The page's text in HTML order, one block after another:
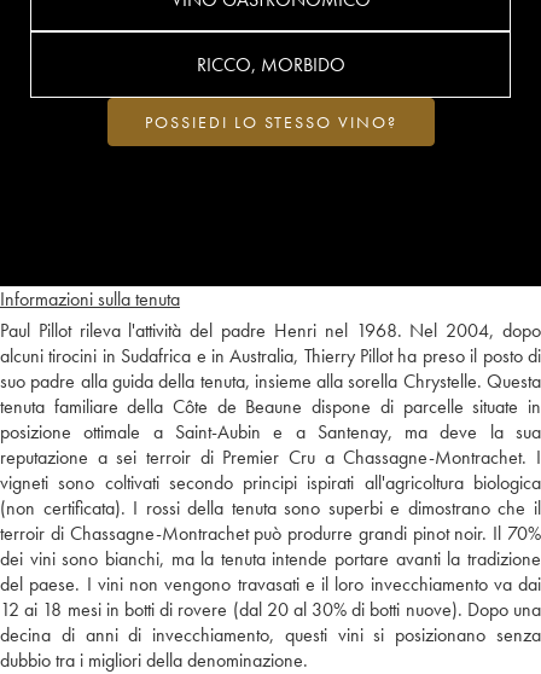
Informazioni sulla tenuta
Paul Pillot rileva l'attività del padre Henri nel 1968. Nel 2004, dopo
alcuni tirocini in Sudafrica e in Australia, Thierry Pillot ha preso il posto di
suo padre alla guida della tenuta, insieme alla sorella Chrystelle. Questa
tenuta familiare della Côte de Beaune dispone di parcelle situate in
posizione ottimale a Saint-Aubin e a Santenay, ma deve la sua
reputazione a sei terroir di Premier Cru a Chassagne-Montrachet. I
vigneti sono coltivati secondo principi ispirati all'agricoltura biologica
(non certificata). I rossi della tenuta sono superbi e dimostrano che il
terroir di Chassagne-Montrachet può produrre grandi pinot noir. Il 70%
dei vini sono bianchi, ma la tenuta intende portare avanti la tradizione
del paese. I vini non vengono travasati e il loro invecchiamento va dai
12 ai 18 mesi in botti di rovere (dal 20 al 30% di botti nuove). Dopo una
decina di anni di invecchiamento, questi vini si posizionano senza
dubbio tra i migliori della denominazione.
RICCO, MORBIDO
POSSIEDI LO STESSO VINO?